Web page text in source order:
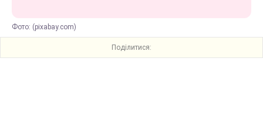
Фото: (pixabay.com)
Поділитися: